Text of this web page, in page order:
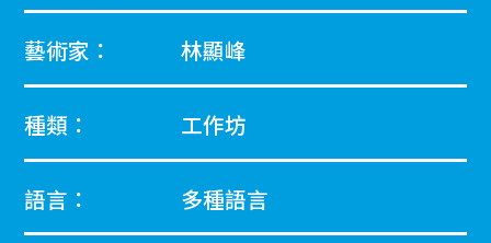
藝術家： 林顯峰
種類： 工作坊
語言： 多種語言